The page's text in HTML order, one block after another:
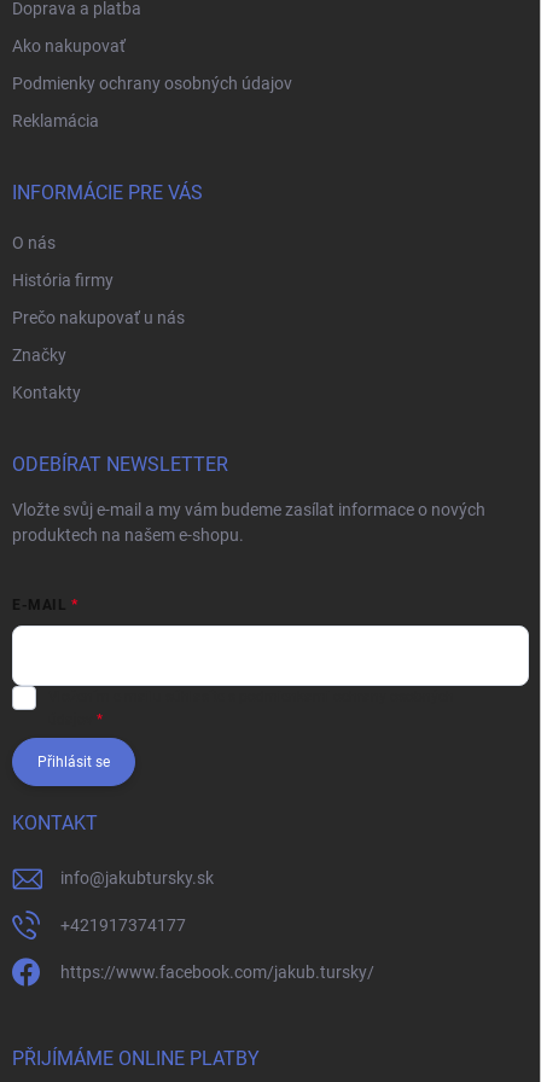
Doprava a platba
Ako nakupovať
Podmienky ochrany osobných údajov
Reklamácia
INFORMÁCIE PRE VÁS
O nás
História firmy
Prečo nakupovať u nás
Značky
Kontakty
ODEBÍRAT NEWSLETTER
Vložte svůj e-mail a my vám budeme zasílat informace o nových
produktech na našem e-shopu.
E-MAIL
Přihlásit se
KONTAKT
info@jakubtursky.sk
+421917374177
https://www.facebook.com/jakub.tursky/
PŘIJÍMÁME ONLINE PLATBY